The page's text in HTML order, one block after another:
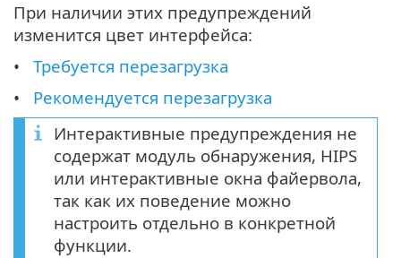
При наличии этих предупреждений
изменится цвет интерфейса:
Требуется перезагрузка
Рекомендуется перезагрузка
Интерактивные предупреждения не
содержат модуль обнаружения, HIPS
или интерактивные окна файервола,
так как их поведение можно
настроить отдельно в конкретной
функции.